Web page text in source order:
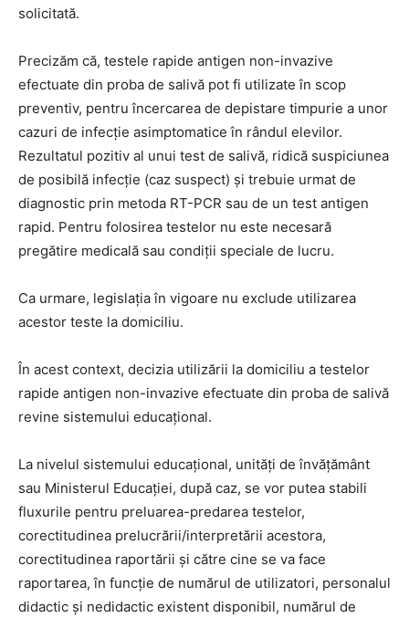
solicitată.
Precizăm că, testele rapide antigen non-invazive
efectuate din proba de salivă pot fi utilizate în scop
preventiv, pentru încercarea de depistare timpurie a unor
cazuri de infecție asimptomatice în rândul elevilor.
Rezultatul pozitiv al unui test de salivă, ridică suspiciunea
de posibilă infecție (caz suspect) și trebuie urmat de
diagnostic prin metoda RT-PCR sau de un test antigen
rapid. Pentru folosirea testelor nu este necesară
pregătire medicală sau condiții speciale de lucru.
Ca urmare, legislația în vigoare nu exclude utilizarea
acestor teste la domiciliu.
În acest context, decizia utilizării la domiciliu a testelor
rapide antigen non-invazive efectuate din proba de salivă
revine sistemului educațional.
La nivelul sistemului educațional, unități de învățământ
sau Ministerul Educației, după caz, se vor putea stabili
fluxurile pentru preluarea-predarea testelor,
corectitudinea prelucrării/interpretării acestora,
corectitudinea raportării și către cine se va face
raportarea, în funcție de numărul de utilizatori, personalul
didactic și nedidactic existent disponibil, numărul de